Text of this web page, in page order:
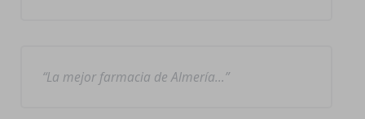
La mejor farmacia de Almería…